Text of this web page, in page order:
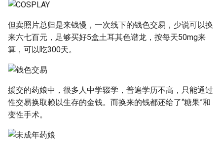
但卖照片总归是来钱慢，一次线下的钱色交易，少说可以换
来六七百元，足够买好5盒土耳其色谱龙，按每天50mg来
算，可以吃300天。
援交的药娘中，很多人中学辍学，普遍学历不高，只能通过
性交易换取赖以生存的金钱。而换来的钱都还给了“糖果”和
变性手术。